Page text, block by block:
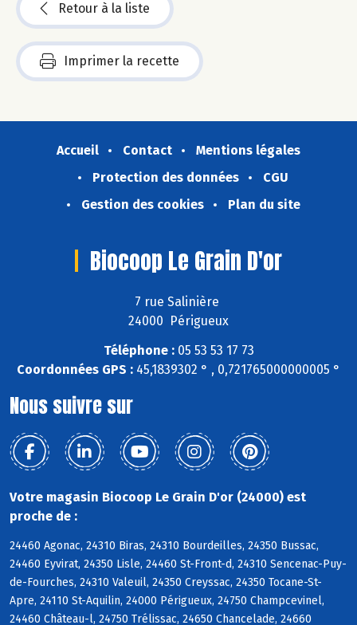
Retour à la liste
Imprimer la recette
Accueil Contact
Mentions légales
Protection des données
CGU
Gestion des cookies
Plan du site
Biocoop Le Grain D'or
7 rue Salinière
24000 Périgueux
Téléphone :05 53 53 17 73
Coordonnées GPS : 45,1839302 ° , 0,721765000000005 °
Nous suivre sur
Votre magasin Biocoop Le Grain D'or (24000) est
proche de :
24460 Agonac, 24310 Biras, 24310 Bourdeilles, 24350 Bussac,
24460 Eyvirat, 24350 Lisle, 24460 St-Front-d, 24310 Sencenac-Puy-
de-Fourches, 24310 Valeuil, 24350 Creyssac, 24350 Tocane-St-
Apre, 24110 St-Aquilin, 24000 Périgueux, 24750 Champcevinel,
24460 Château-l, 24750 Trélissac, 24650 Chancelade, 24660